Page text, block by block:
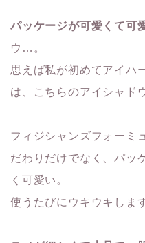
パッケージが可愛くて可
ウ…。
思えば私が初めてアイハ
は、こちらのアイシャド
フィジシャンズフォーミ
だわりだけでなく、パッ
く可愛い。
使うたびにウキウキしま